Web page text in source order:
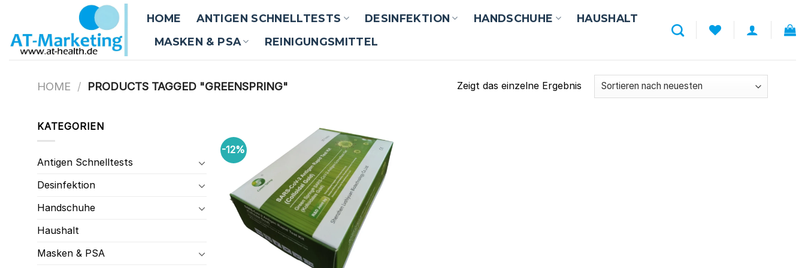
springen
HOME ANTIGEN SCHNELLTESTS DESINFEKTION HANDSCHUHE
HAUSHALT
MASKEN & PSA
REINIGUNGSMITTEL
HOME / PRODUCTS TAGGED "GREENSPRING" Zeigt das einzelne Ergebnis
KATEGORIEN
Antigen Schnelltests
Desinfektion
Handschuhe
Haushalt
Masken & PSA
-12%
zur
Wunschliste
hinzufügen